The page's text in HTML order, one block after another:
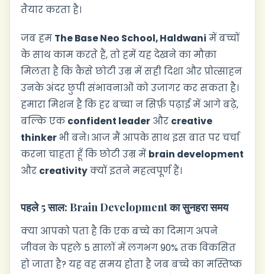
तैयार करता है।
जब हम The Base Neo School, Haldwani में बच्चों
के साथ काम करते हैं, तो हमें यह देखने का मौक़ा
मिलता है कि कैसे छोटी उम्र में सही दिशा और प्रोत्साहन
उनके अंदर छुपी संभावनाओं को उजागर कर सकता है।
हमारा मिशन है कि हर बच्चा न सिर्फ़ पढ़ाई में आगे बढ़े,
बल्कि एक confident leader और creative
thinkerभी बने। आज मैं आपके साथ इस बात पर चर्चा
करना चाहता हूँ कि छोटी उम्र में brain development
और creativityक्यों इतने महत्वपूर्ण हैं।
पहले 5 साल: Brain Development का सुनहरा समय
क्या आपको पता है कि एक बच्चे का दिमाग अपने
जीवन के पहले 5 सालों में लगभग 90% तक विकसित
हो जाता है? यह वह समय होता है जब बच्चे का मस्तिष्क